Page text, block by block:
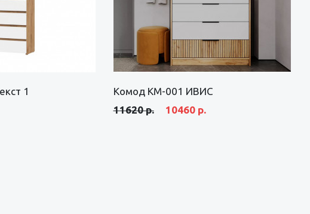
1
Комод КМ-001 ИВИС
11620 р.
10460 р.